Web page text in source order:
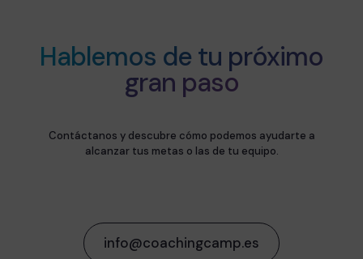
Hablemos de tu próximo
gran paso
Contáctanos y descubre cómo podemos ayudarte a
alcanzar tus metas o las de tu equipo.
info@coachingcamp.es